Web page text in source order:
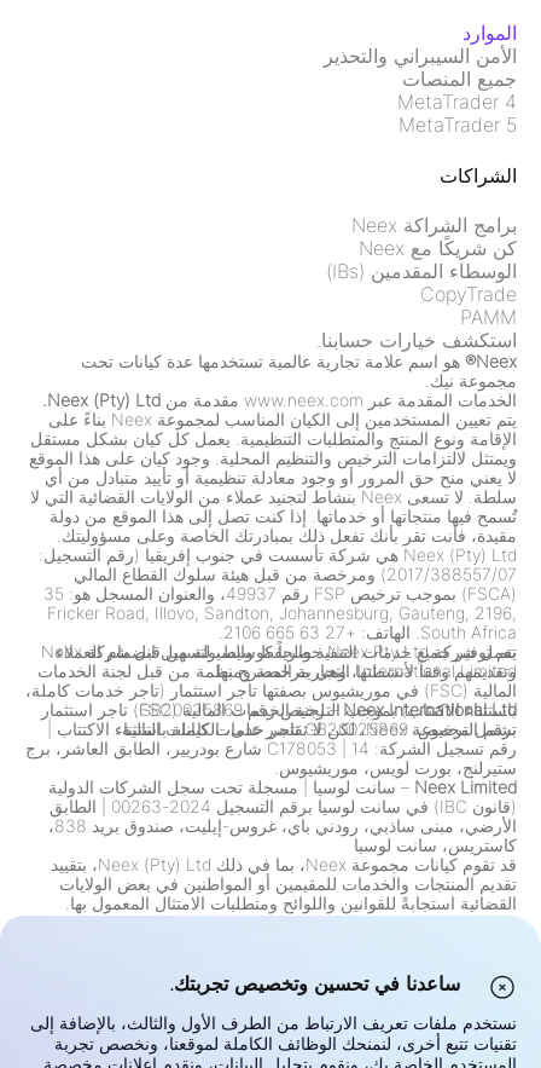
الموارد
الأمن السيبراني والتحذير
جميع المنصات
MetaTrader 4
MetaTrader 5
الشراكات
برامج الشراكة Neex
كن شريكًا مع Neex
الوسطاء المقدمين (IBs)
CopyTrade
PAMM
استكشف خيارات حسابنا.
Neex®
هو اسم علامة تجارية عالمية تستخدمها عدة كيانات تحت
مجموعة نيك.
الخدمات المقدمة عبر www.neex.com مقدمة من
Neex (Pty) Ltd.
يتم تعيين المستخدمين إلى الكيان المناسب لمجموعة Neex بناءً على
الإقامة ونوع المنتج والمتطلبات التنظيمية. يعمل كل كيان بشكل مستقل
ويمتثل لالتزامات الترخيص والتنظيم المحلية. وجود كيان على هذا الموقع
لا يعني منح حق المرور أو وجود معادلة تنظيمية أو تأييد متبادل من أي
سلطة. لا تسعى Neex بنشاط لتجنيد عملاء من الولايات القضائية التي لا
تُسمح فيها منتجاتها أو خدماتها. إذا كنت تصل إلى هذا الموقع من دولة
مقيدة، فأنت تقر بأنك تفعل ذلك بمبادرتك الخاصة وعلى مسؤوليتك.
Neex (Pty) Ltd هي شركة تأسست في جنوب إفريقيا (رقم التسجيل:
2017/388557/07) ومرخصة من قبل هيئة سلوك القطاع المالي
(FSCA) بموجب ترخيص FSP رقم 49937، والعنوان المسجل هو: 35
Fricker Road, Illovo, Sandton, Johannesburg, Gauteng, 2196,
South Africa. الهاتف: +27 63 665 2106.
تعمل شركة Neex Pty Ltd حصرياً كوسيط، لتسهيل انضمام العملاء
وتقديمهم وفقاً لأنشطتها التجارية المصرح بها.
يتم توفير جميع خدمات التنفيذ والحفظ والسيولة من قبل شركة Neex
International Limited، وهي مرخصة ومنظمة من قبل لجنة الخدمات
المالية (FSC) في موريشيوس بصفتها تاجر استثمار (تاجر خدمات كاملة،
باستثناء الاكتتاب) بموجب الترخيص رقم GB20025869.
تشمل مجموعة Neex، لكن لا تقتصر على، الكيانات التالية:
Neex International Ltd
– لجنة الخدمات المالية (FSC) تاجر استثمار
برقم الترخيص: GB20025869 تاجر خدمات كاملة باستثناء الاكتتاب
رقم تسجيل الشركة: C178053
14 شارع بودريير، الطابق العاشر، برج
ستيرلنج، بورت لويس، موريشيوس.
Neex Limited – سانت لوسيا
مسجلة تحت سجل الشركات الدولية
(قانون IBC) في سانت لوسيا برقم التسجيل 2024-00263
الطابق
الأرضي، مبنى ساذبي، رودني باي، غروس-إيليت، صندوق بريد 838،
كاستريس، سانت لوسيا
قد تقوم كيانات مجموعة Neex، بما في ذلك Neex (Pty) Ltd، بتقييد
تقديم المنتجات والخدمات للمقيمين أو المواطنين في بعض الولايات
القضائية استجابةً للقوانين واللوائح ومتطلبات الامتثال المعمول بها.
يشمل ذلك، ولكن لا يقتصر على، القيود المفروضة على المقيمين في
باستمرار وفقًا للتغيرات التنظيمية.
تحذير من المخاطر:
عقود الفروقات (CFDs) وسوق الصرف الأجنبي
(Forex) هي منتجات مدفوعة بالرافعة المالية وتحمل مخاطر عالية
بفقدان رأس المال بسرعة. قد لا تكون تجارة مثل هذه الأدوات مناسبة
لجميع المستثمرين. إن إمكانياتك لتحقيق ربح أو خسارة مرتبطة مباشرة
ساعدنا في تحسين وتخصيص تجربتك.
نستخدم ملفات تعريف الارتباط من الطرف الأول والثالث، بالإضافة إلى
تقنيات تتبع أخرى، لنمنحك الوظائف الكاملة لموقعنا، ونخصص تجربة
المستخدم الخاصة بك، ونقوم بتحليل البيانات، ونقدم إعلانات مخصصة